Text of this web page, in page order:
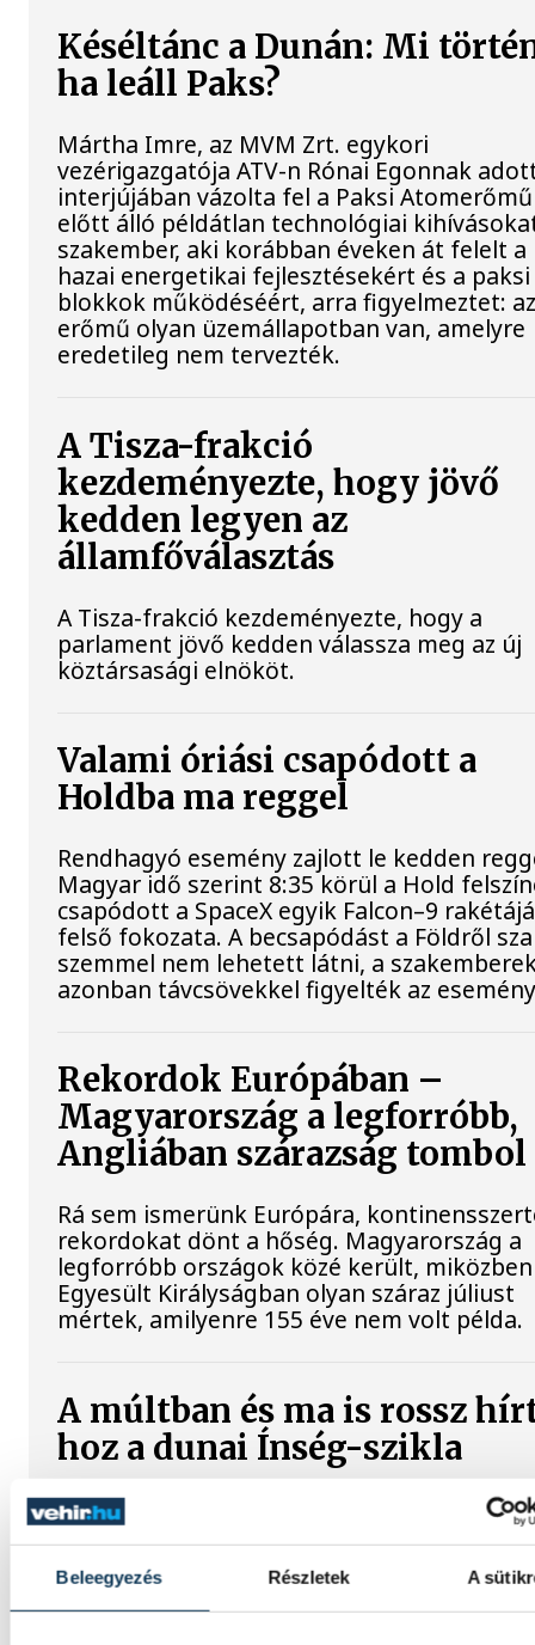
Beleegyezés Részletek A
Késéltánc a Dunán: Mi
ha leáll Paks?
Mártha Imre, az MVM Zrt. egykori
vezérigazgatója ATV-n Rónai Egonnak
interjújában vázolta fel a Paksi Atomerőmű
előtt álló példátlan technológiai
szakember, aki korábban éveken át felelt a
hazai energetikai fejlesztésekért és a paksi
blokkok működéséért, arra figyelmeztet:
erőmű olyan üzemállapotban van, amelyre
eredetileg nem tervezték.
A Tisza-frakció
kezdeményezte, hogy jövő
kedden legyen az
államfőválasztás
A Tisza-frakció kezdeményezte, hogy a
parlament jövő kedden válassza meg az új
köztársasági elnököt.
Valami óriási csapódott a
Holdba ma reggel
Rendhagyó esemény zajlott le kedden
Magyar idő szerint 8:35 körül a Hold
csapódott a SpaceX egyik Falcon–9
felső fokozata. A becsapódást a Földről
szemmel nem lehetett látni, a
azonban távcsövekkel figyelték az
Rekordok Európában –
Magyarország a legforróbb,
Angliában szárazság tombol
Rá sem ismerünk Európára,
rekordokat dönt a hőség. Magyarország a
legforróbb országok közé került,
Egyesült Királyságban olyan száraz júliust
mértek, amilyenre 155 éve nem volt példa.
A múltban és ma is rossz
hoz a dunai Ínség-szikla
Újra kilátszik a Dunából az aszály hírnöke!
Régen a felbukkanása egyet jelentett az
éhínséggel, ma pedig a klímaváltozás
extrém szárazságra hívja fel a figyelmet.
Elmeséljük a baljós kőtömb történetét.